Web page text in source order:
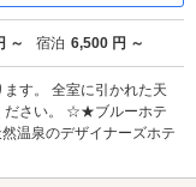
～ 宿泊 6,500 円 ～
す。 全室に引かれた天
ださい。 ☆★ブルーホテ
温泉のデザイナーズホテ